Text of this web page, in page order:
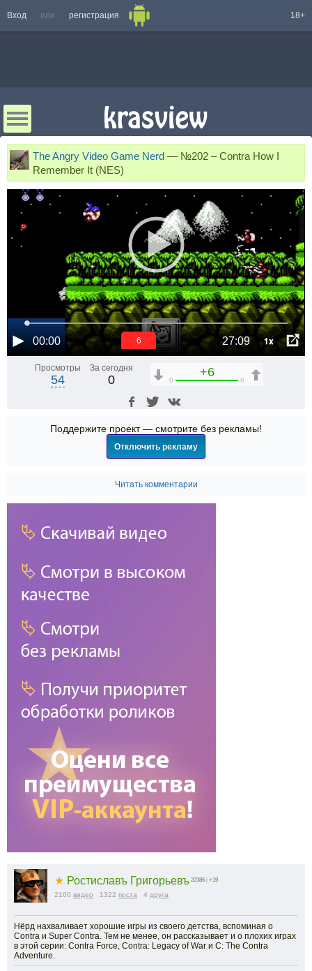
Вход или регистрация 18+
The Angry Video Game Nerd — №202 – Contra How I
Remember It (NES)
00:00 27:09 1x
6
Просмотры
54
За сегодня
0
+6
0 6
Поддержите проект — смотрите без рекламы!
Отключить рекламу
Читать комментарии
★ Ростиславъ Григорьевъ 22386 +19
2100 видео 1322 поста 4 друга
Нёрд нахваливает хорошие игры из своего детства, вспоминая о
Contra и Super Contra. Тем не менее, он рассказывает и о плохих играх
в этой серии: Contra Force, Contra: Legacy of War и C: The Contra
Adventure.